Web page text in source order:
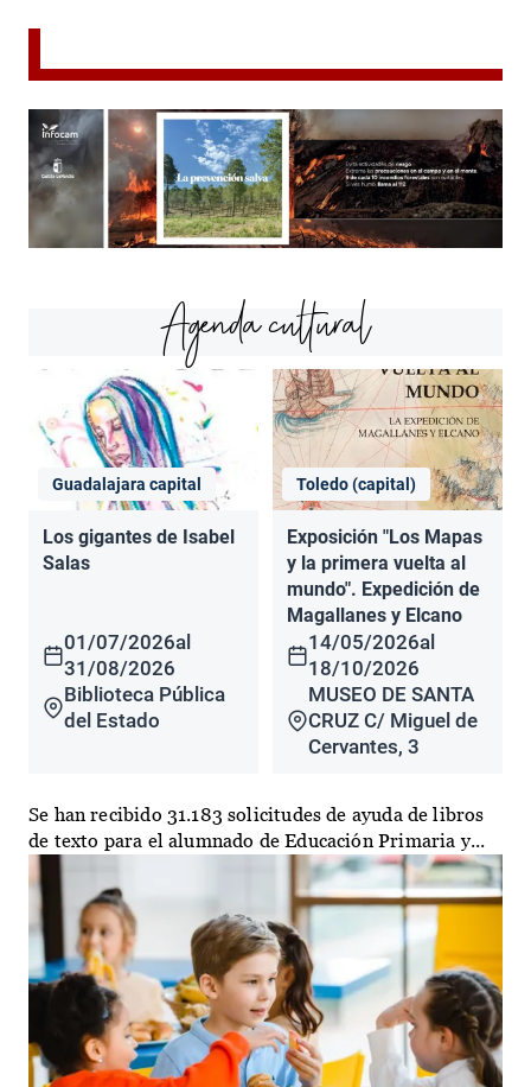
Agenda cultural
Guadalajara capital
Los gigantes de Isabel
Salas
01/07/2026al
31/08/2026
Biblioteca Pública
del Estado
Toledo (capital)
Exposición "Los Mapas
y la primera vuelta al
mundo". Expedición de
Magallanes y Elcano
14/05/2026al
18/10/2026
MUSEO DE SANTA
CRUZ C/ Miguel de
Cervantes, 3
Se han recibido 31.183 solicitudes de ayuda de libros
de texto para el alumnado de Educación Primaria y...